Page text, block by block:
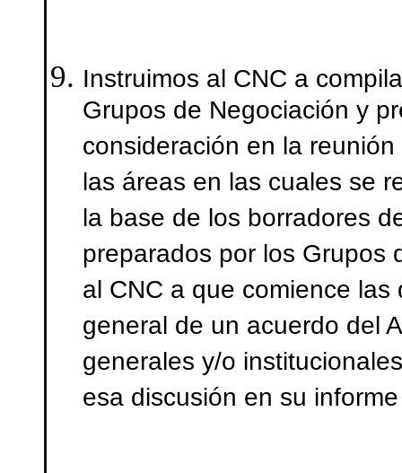
Instruimos al CNC a
Grupos de Negociación y
consideración en la
las áreas en las cuales se
la base de los borradores
preparados por los Grupos
al CNC a que comience
general de un acuerdo del
generales y/o
esa discusión en su